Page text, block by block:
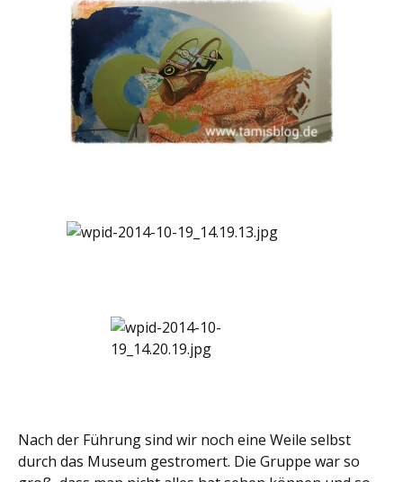
Nach der Führung sind wir noch eine Weile selbst
durch das Museum gestromert. Die Gruppe war so